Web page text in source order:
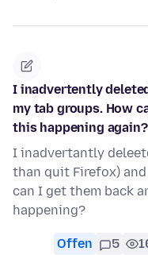
I inadvertently
my tab groups. How
this happening again?
I inadvertantly
than quit Firefox)
can I get them back
happening?
Offen 5